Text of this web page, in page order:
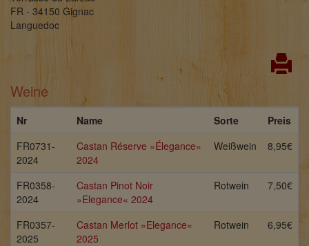
FR - 34150 Gignac
Languedoc
Weine
Nr Name Sorte
Preis
FR0731-
2024
Castan Réserve »Élegance«
2024
Weißwein 8,95€
FR0358-
2024
Castan Pinot Noir
»Elegance« 2024
Rotwein 7,50€
FR0357-
2025
Castan Merlot »Elegance«
2025
Rotwein 6,95€